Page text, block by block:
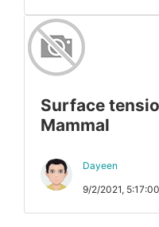
Surface
Mammal
Dayeen
9/2/2021,